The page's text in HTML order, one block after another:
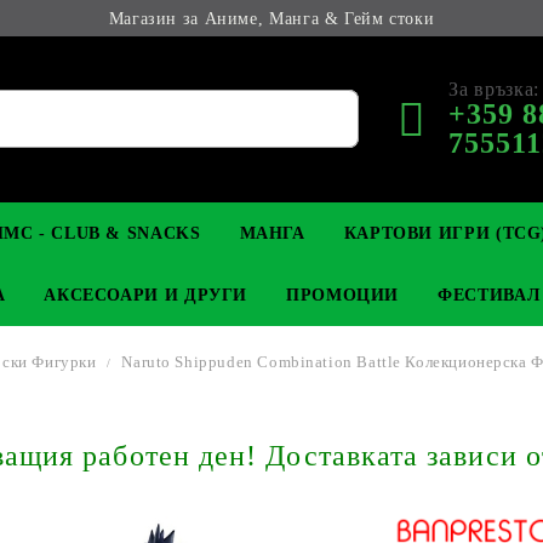
Магазин за Аниме, Манга & Гейм стоки
За връзка:
+359
КОЛЕКЦИОНЕРСКИ
YU-GI-OH! TCG
- CLUB & SNACKS МАНГА
LIGHT NOVEL
КАРТОВИ ИГРИ
MAGIC: THE GATHERING
АНИМЕ ФИГУРКИ
АКСЕСОАРИ И ДРУГИ
КЛЮЧОДЪРЖАТЕЛИ
ПРОМОЦИИ
Фигурки Naruto Shippuden Combination Battle Колекционерска
работен ден! Доставката зависи